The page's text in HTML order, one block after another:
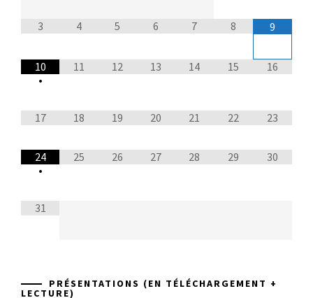
3 4 5 6 7 8 9
10
•
11 12 13 14 15 16
17 18 19 20 21 22 23
24
•
25 26 27 28 29 30
31
PRÉSENTATIONS (EN TÉLÉCHARGEMENT +
LECTURE)